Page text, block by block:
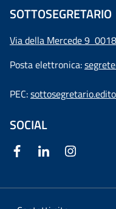
SOTTOSEGRETARIO
Via della Mercede 9
Posta elettronica:
PEC:
SOCIAL